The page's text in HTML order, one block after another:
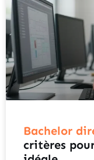
Bachelor
critères